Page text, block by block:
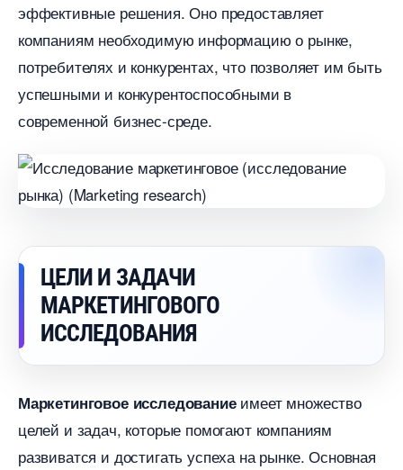
эффективные решения.​ Оно предоставляет
компаниям необходимую информацию о рынке,
потребителях и конкурентах, что позволяет им быть
успешными и конкурентоспособными
современной бизнес-среде.​
ЦЕЛИ И ЗАДАЧИ
МАРКЕТИНГОВОГО
ИССЛЕДОВАНИЯ
Маркетинговое исследованиеимеет множество
целей и задач, которые помогают компаниям
развиватся и достигать успеха на рынке. Основная